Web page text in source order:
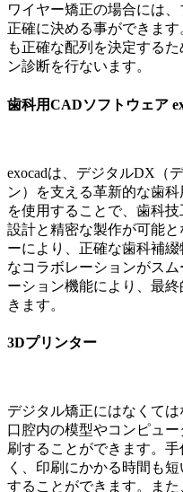
ワイヤー矯正の場合には
正確に決める事ができま
も正確な配列を決定する
ン診断を行ないます。
歯科用CADソフトウェア
exocadは、デジタルDX（
ン）を支える革新的な歯
を使用することで、歯科
設計と精密な製作が可能
ーにより、正確な歯科補
なコラボレーションがス
ーション機能により、最
きます。
3Dプリンター
デジタル矯正にはなくては
口腔内の模型やコンピュ
刷することができます。
く、印刷にかかる時間も
することができます。ま